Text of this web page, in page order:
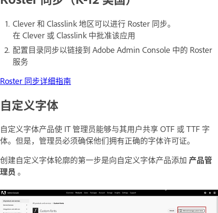
Clever 和 Classlink 地区可以进行 Roster 同步。
在 Clever 或 Classlink 中批准该应用
配置目录同步以链接到 Adobe Admin Console 中的 Roster
服务
Roster 同步详细指南
自定义字体
自定义字体产品使 IT 管理员能够与其用户共享 OTF 或 TTF 字
体。但是，管理员必须确保他们拥有正确的字体许可证。
创建自定义字体轮廓的第一步是向自定义字体产品添加 产品管
理员 。